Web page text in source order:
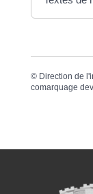
© Direction de
comarquage